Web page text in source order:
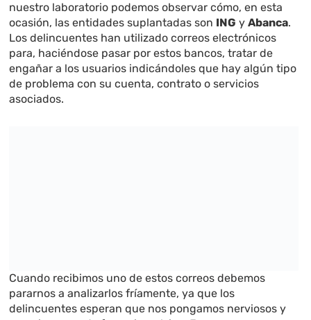
nuestro laboratorio podemos observar cómo, en esta
ocasión, las entidades suplantadas son ING yAbanca.
Los delincuentes han utilizado correos electrónicos
para, haciéndose pasar por estos bancos, tratar de
engañar a los usuarios indicándoles que hay algún tipo
de problema con su cuenta, contrato o servicios
asociados.
Cuando recibimos uno de estos correos debemos
pararnos a analizarlos fríamente, ya que los
delincuentes esperan que nos pongamos nerviosos y